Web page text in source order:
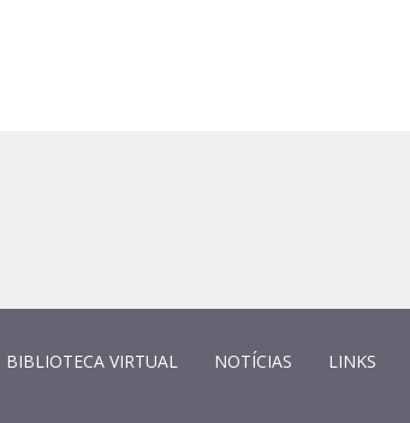
BIBLIOTECA VIRTUAL NOTÍCIAS LINKS